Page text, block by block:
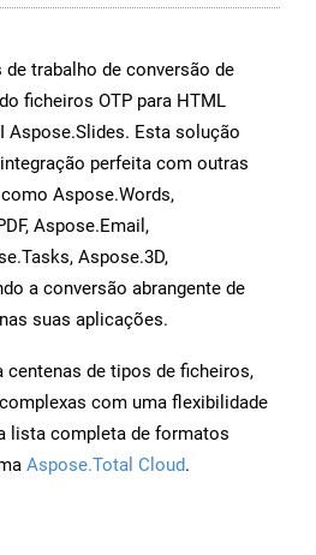
trabalho de conversão de
ficheiros OTP para HTML
Aspose.Slides. Esta solução
perfeita com outras
Aspose.Words,
Aspose.Email,
Aspose.3D,
a conversão abrangente de
suas aplicações.
centenas de tipos de ficheiros,
com uma flexibilidade
lista completa de formatos
Aspose.Total Cloud.